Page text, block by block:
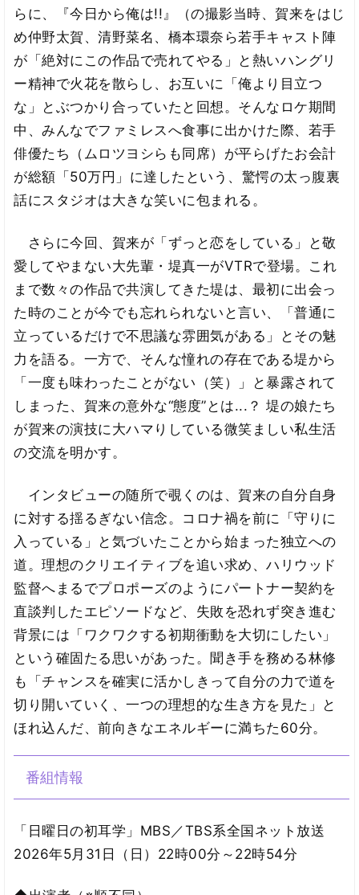
らに、『今日から俺は!!』（の撮影当時、賀来をはじ
め仲野太賀、清野菜名、橋本環奈ら若手キャスト陣
が「絶対にこの作品で売れてやる」と熱いハングリ
ー精神で火花を散らし、お互いに「俺より目立つ
な」とぶつかり合っていたと回想。そんなロケ期間
中、みんなでファミレスへ食事に出かけた際、若手
俳優たち（ムロツヨシらも同席）が平らげたお会計
が総額「50万円」に達したという、驚愕の太っ腹裏
話にスタジオは大きな笑いに包まれる。
さらに今回、賀来が「ずっと恋をしている」と敬
愛してやまない大先輩・堤真一がVTRで登場。これ
まで数々の作品で共演してきた堤は、最初に出会っ
た時のことが今でも忘れられないと言い、「普通に
立っているだけで不思議な雰囲気がある」とその魅
力を語る。一方で、そんな憧れの存在である堤から
「一度も味わったことがない（笑）」と暴露されて
しまった、賀来の意外な“態度”とは...？ 堤の娘たち
が賀来の演技に大ハマりしている微笑ましい私生活
の交流を明かす。
インタビューの随所で覗くのは、賀来の自分自身
に対する揺るぎない信念。コロナ禍を前に「守りに
入っている」と気づいたことから始まった独立への
道。理想のクリエイティブを追い求め、ハリウッド
監督へまるでプロポーズのようにパートナー契約を
直談判したエピソードなど、失敗を恐れず突き進む
背景には「ワクワクする初期衝動を大切にしたい」
という確固たる思いがあった。聞き手を務める林修
も「チャンスを確実に活かしきって自分の力で道を
切り開いていく、一つの理想的な生き方を見た」と
ほれ込んだ、前向きなエネルギーに満ちた60分。
番組情報
「日曜日の初耳学」MBS／TBS系全国ネット放送
2026年5月31日（日）22時00分～22時54分